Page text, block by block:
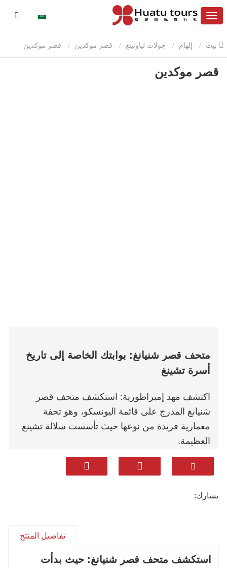
إلهام جولات لياونينغ قصر موكدين
قصر موكدين
متحف قصر شنيانغ: بوابتك الخاصة إلى تاريخ
أسرة تشينغ
اكتشف مهد إمبراطورية: استكشف متحف قصر
شنيانغ المدرج على قائمة اليونسكو، وهو تحفة
معمارية فريدة من نوعها حيث تأسست سلالة تشينغ
العظيمة.
رحلات تاريخية مصممة خصيصاً: نصمم برامج رحلات
الهندسة المعمارية، أو من عشاق الطعام، سنصمم
الجولات السياحية التقليدية. يقدم مرشدونا الخبراء
يشارك:
تفاصيل المنتج
استكشف متحف قصر شنيانغ: حيث بدأت